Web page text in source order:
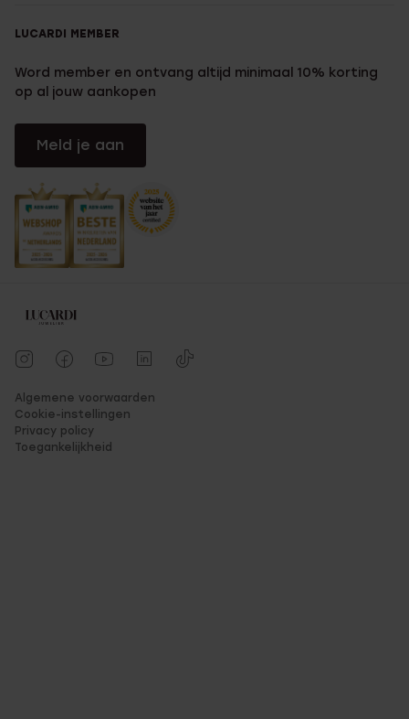
LUCARDI MEMBER
Word member en ontvang altijd minimaal 10% korting
op al jouw aankopen
Meld je aan
Algemene voorwaarden
Cookie-instellingen
Privacy policy
Toegankelijkheid